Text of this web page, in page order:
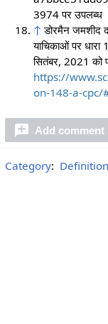
3974 पर उपलब्ध
↑ डोरमैन जमशीद
याचिकाओं पर
सितंबर, 2021 को
https://
on-148-a-cpc/
Add comment
Category: Definition